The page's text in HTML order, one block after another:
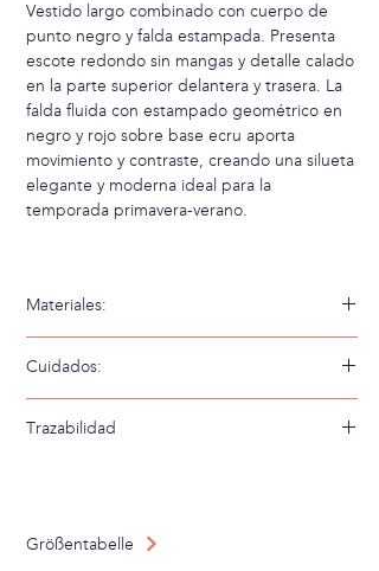
Vestido largo combinado con cuerpo de
punto negro y falda estampada. Presenta
escote redondo sin mangas y detalle calado
en la parte superior delantera y trasera. La
falda fluida con estampado geométrico en
negro y rojo sobre base ecru aporta
movimiento y contraste, creando una silueta
elegante y moderna ideal para la
temporada primavera-verano.
Materiales:
Viscosa
Cuidados:
Trazabilidad
Größentabelle